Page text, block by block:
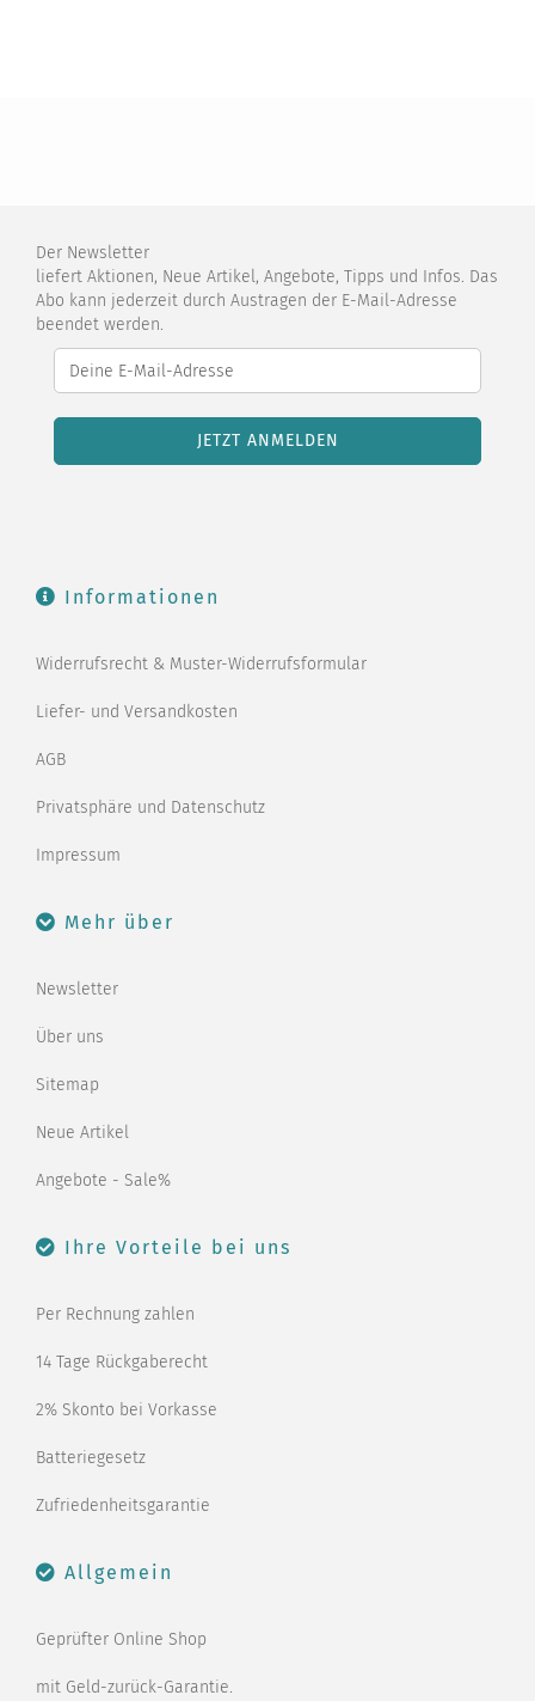
Der Newsletter
liefert Aktionen, Neue Artikel, Angebote, Tipps und Infos. Das
Abo kann jederzeit durch Austragen der E-Mail-Adresse
beendet werden.
Informationen
Widerrufsrecht & Muster-Widerrufsformular
Liefer- und Versandkosten
AGB
Privatsphäre und Datenschutz
Impressum
Mehr über
Newsletter
Über uns
Sitemap
Neue Artikel
Angebote - Sale%
Ihre Vorteile bei uns
Per Rechnung zahlen
14 Tage Rückgaberecht
2% Skonto bei Vorkasse
Batteriegesetz
Zufriedenheitsgarantie
Allgemein
Geprüfter Online Shop
mit Geld-zurück-Garantie.